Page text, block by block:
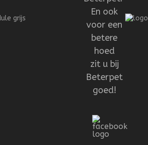
En ook
voor een
betere
hoed
zit u bij
Beterpet
goed!